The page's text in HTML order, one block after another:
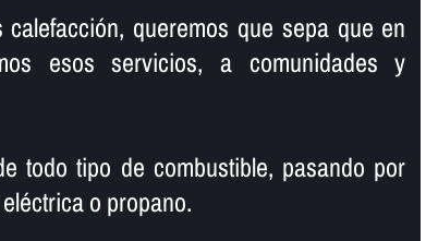
queremos que sepa que en
esos servicios, a comunidades y
todo tipo de combustible, pasando por
o propano.